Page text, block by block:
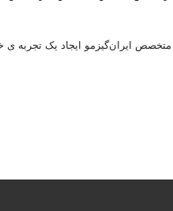
ایران‌گیزمو ایجاد یک تجربه ‌ی